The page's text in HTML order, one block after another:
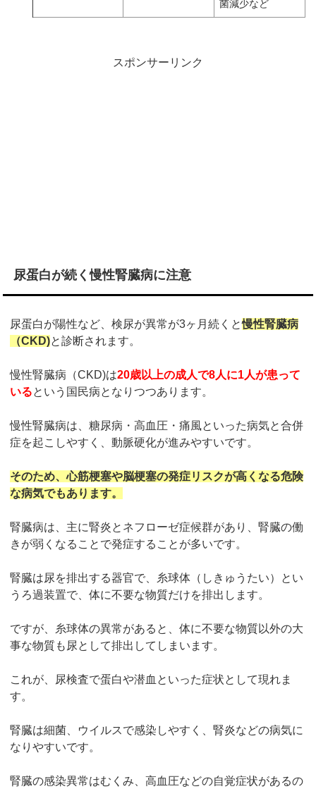
菌減少など
スポンサーリンク
尿蛋白が続く慢性腎臓病に注意
尿蛋白が陽性など、検尿が異常が3ヶ月続くと慢性腎臓病
（CKD)と診断されます。
慢性腎臓病（CKD)は20歳以上の成人で8人に1人が患って
いるという国民病となりつつあります。
慢性腎臓病は、糖尿病・高血圧・痛風といった病気と合併
症を起こしやすく、動脈硬化が進みやすいです。
そのため、心筋梗塞や脳梗塞の発症リスクが高くなる危険
な病気でもあります。
腎臓病は、主に腎炎とネフローゼ症候群があり、腎臓の働
きが弱くなることで発症することが多いです。
腎臓は尿を排出する器官で、糸球体（しきゅうたい）とい
うろ過装置で、体に不要な物質だけを排出します。
ですが、糸球体の異常があると、体に不要な物質以外の大
事な物質も尿として排出してしまいます。
これが、尿検査で蛋白や潜血といった症状として現れま
す。
腎臓は細菌、ウイルスで感染しやすく、腎炎などの病気に
なりやすいです。
腎臓の感染異常はむくみ、高血圧などの自覚症状があるの